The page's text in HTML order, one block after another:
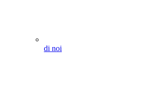
di noi